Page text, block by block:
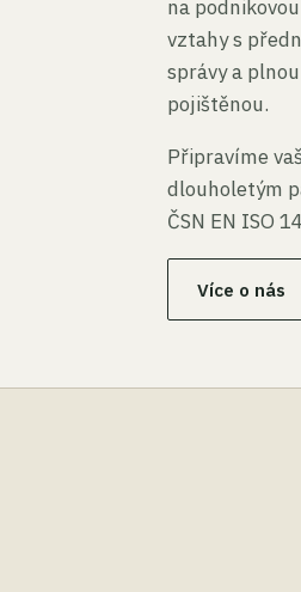
na
vztahy s
správy a
pojištěnou.
Připravíme
dlouholetým
ČSN EN ISO
Více o nás